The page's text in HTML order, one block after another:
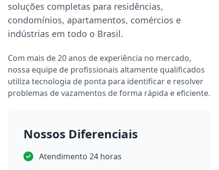
soluções completas para residências,
condomínios, apartamentos, comércios e
indústrias em todo o Brasil.
Com mais de 20 anos de experiência no mercado,
nossa equipe de profissionais altamente qualificados
utiliza tecnologia de ponta para identificar e resolver
problemas de vazamentos de forma rápida e eficiente.
Nossos Diferenciais
Atendimento 24 horas